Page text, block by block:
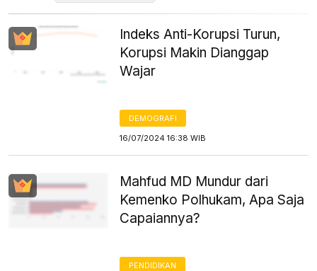
Indeks Anti-Korupsi Turun,
Korupsi Makin Dianggap
Wajar
DEMOGRAFI
16/07/2024 16:38 WIB
Mahfud MD Mundur dari
Kemenko Polhukam, Apa Saja
Capaiannya?
PENDIDIKAN